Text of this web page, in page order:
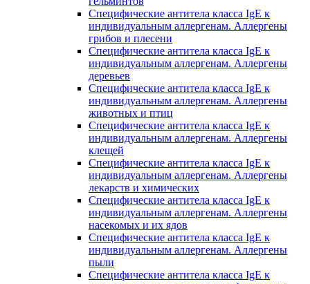
Специфические антитела класса IgE к
индивидуальным аллергенам. Аллергены
грибов и плесени
Специфические антитела класса IgE к
индивидуальным аллергенам. Аллергены
деревьев
Специфические антитела класса IgE к
индивидуальным аллергенам. Аллергены
животных и птиц
Специфические антитела класса IgE к
индивидуальным аллергенам. Аллергены
клещей
Специфические антитела класса IgE к
индивидуальным аллергенам. Аллергены
лекарств и химических
Специфические антитела класса IgE к
индивидуальным аллергенам. Аллергены
насекомых и их ядов
Специфические антитела класса IgE к
индивидуальным аллергенам. Аллергены
пыли
Специфические антитела класса IgE к